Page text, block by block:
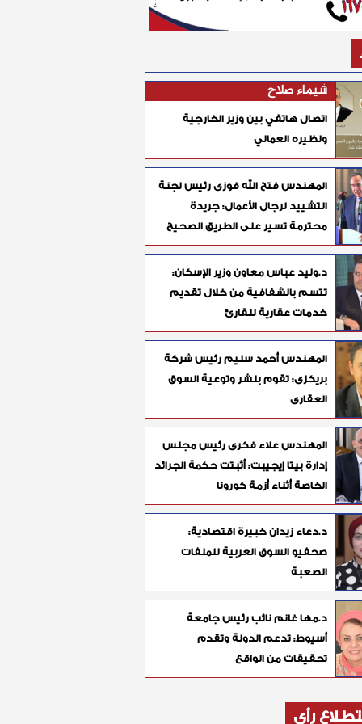
شيماء صلاح
اتصال هاتفي بين وزير الخارجية
ونظيره العماني
المهندس فتح الله فوزى رئيس لجنة
التشييد لرجال الأعمال: جريدة
محترمة تسير على الطريق الصحيح
د.وليد عباس معاون وزير الإسكان:
تتسم بالشفافية من خلال تقديم
خدمات عقارية للقارئ
المهندس أحمد سليم رئيس شركة
بريكزى: تقوم بنشر وتوعية السوق
العقارى
المهندس علاء فكرى رئيس مجلس
إدارة بيتا إيجيبت: أثبتت حكمة الجرائد
الخاصة أثناء أزمة كورونا
د.دعاء زيدان خبيرة اقتصادية:
صحفيو السوق العربية للملفات
الصعبة
د.مها غانم نائب رئيس جامعة
أسيوط: تدعم الدولة وتقدم
تحقيقات من الواقع
رأي